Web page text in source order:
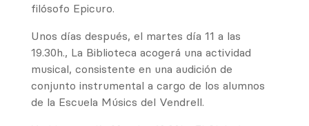
filósofo Epicuro.
Unos días después, el martes día 11 a las
19.30h., La Biblioteca acogerá una actividad
musical, consistente en una audición de
conjunto instrumental a cargo de los alumnos
de la Escuela Músics del Vendrell.